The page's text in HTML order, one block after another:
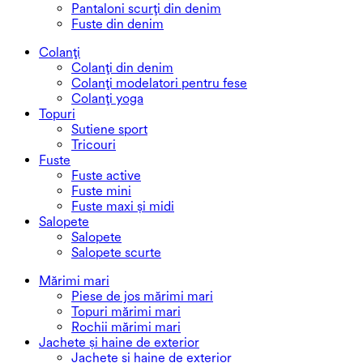
Pantaloni scurți din denim
Fuste din denim
Colanți
Colanți din denim
Colanți modelatori pentru fese
Colanți yoga
Topuri
Sutiene sport
Tricouri
Fuste
Fuste active
Fuste mini
Fuste maxi și midi
Salopete
Salopete
Salopete scurte
Mărimi mari
Piese de jos mărimi mari
Topuri mărimi mari
Rochii mărimi mari
Jachete și haine de exterior
Jachete și haine de exterior